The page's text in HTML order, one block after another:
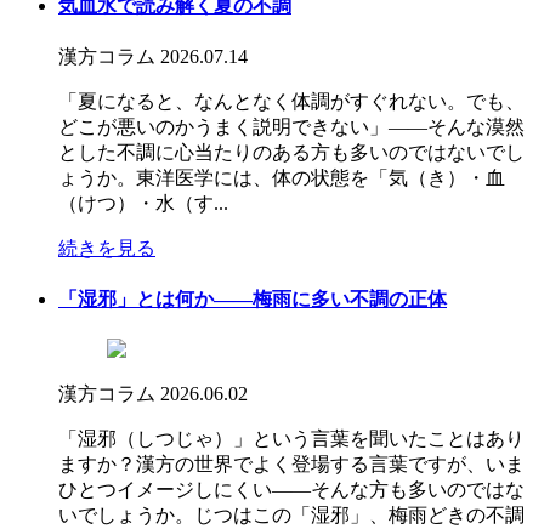
気血水で読み解く夏の不調
漢方コラム 2026.07.14
「夏になると、なんとなく体調がすぐれない。でも、
どこが悪いのかうまく説明できない」――そんな漠然
とした不調に心当たりのある方も多いのではないでし
ょうか。東洋医学には、体の状態を「気（き）・血
（けつ）・水（す...
続きを見る
「湿邪」とは何か――梅雨に多い不調の正体
漢方コラム 2026.06.02
「湿邪（しつじゃ）」という言葉を聞いたことはあり
ますか？漢方の世界でよく登場する言葉ですが、いま
ひとつイメージしにくい――そんな方も多いのではな
いでしょうか。じつはこの「湿邪」、梅雨どきの不調